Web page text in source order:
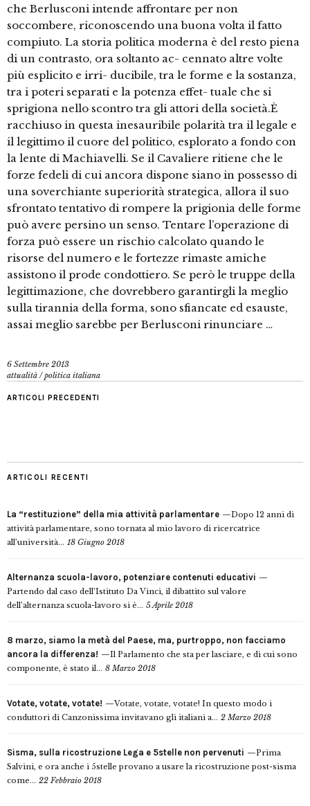
che Berlusconi intende affrontare per non
soccombere, riconoscendo una buona volta il fatto
compiuto. La storia politica moderna è del resto piena
di un contrasto, ora soltanto ac- cennato altre volte
più esplicito e irri- ducibile, tra le forme e la sostanza,
tra i poteri separati e la potenza effet- tuale che si
sprigiona nello scontro tra gli attori della società.È
racchiuso in questa inesauribile polarità tra il legale e
il legittimo il cuore del politico, esplorato a fondo con
la lente di Machiavelli. Se il Cavaliere ritiene che le
forze fedeli di cui ancora dispone siano in possesso di
una soverchiante superiorità strategica, allora il suo
sfrontato tentativo di rompere la prigionia delle forme
può avere persino un senso. Tentare l’operazione di
forza può essere un rischio calcolato quando le
risorse del numero e le fortezze rimaste amiche
assistono il prode condottiero. Se però le truppe della
legittimazione, che dovrebbero garantirgli la meglio
sulla tirannia della forma, sono sfiancate ed esauste,
assai meglio sarebbe per Berlusconi rinunciare …
6 Settembre 2013
attualità /politica italiana
ARTICOLI PRECEDENTI
ARTICOLI RECENTI
La “restituzione” della mia attività parlamentare
Dopo 12 anni di
attività parlamentare, sono tornata al mio lavoro di ricercatrice
all’università... 18 Giugno 2018
Alternanza scuola-lavoro, potenziare contenuti educativi
Partendo dal caso dell’Istituto Da Vinci, il dibattito sul valore
dell’alternanza scuola-lavoro si è... 5 Aprile 2018
8 marzo, siamo la metà del Paese, ma, purtroppo, non facciamo
ancora la differenza!
Il Parlamento che sta per lasciare, e di cui sono
componente, è stato il... 8 Marzo 2018
Votate, votate, votate!
Votate, votate, votate! In questo modo i
conduttori di Canzonissima invitavano gli italiani a... 2 Marzo 2018
Sisma, sulla ricostruzione Lega e 5stelle non pervenuti
Prima
Salvini, e ora anche i 5stelle provano a usare la ricostruzione post-sisma
come... 22 Febbraio 2018